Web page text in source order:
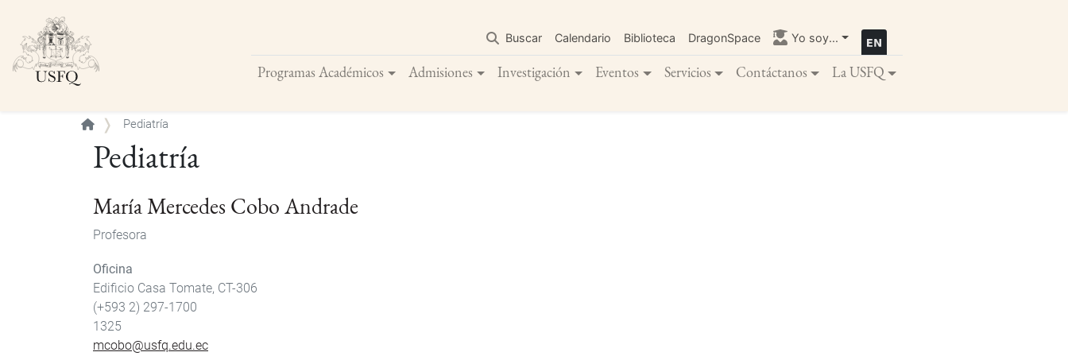
contenido
principal
Buscar Calendario Biblioteca DragonSpace Yo soy...
Programas Académicos Admisiones Investigación Eventos Servicios Contáctanos La USFQ
Buscar
Pediatría
Pediatría
María Mercedes Cobo Andrade
Profesora
Oficina
Edificio Casa Tomate, CT-306
(+593 2) 297-1700
1325
mcobo@usfq.edu.ec